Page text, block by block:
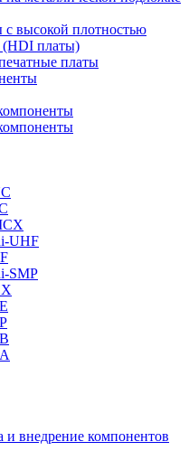
высокой плотностью
платы)
платы
UHF
SMP
и внедрение компонентов